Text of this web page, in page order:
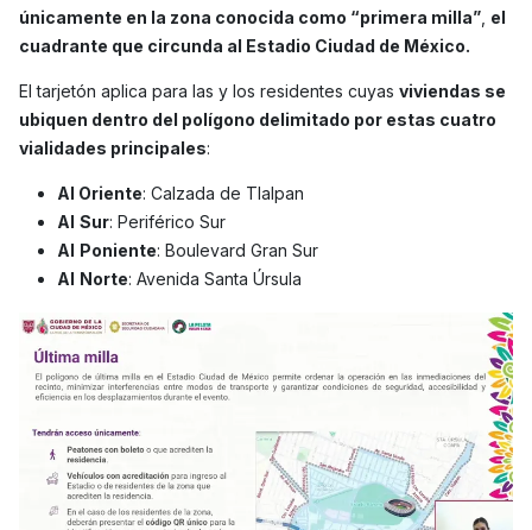
únicamente en la zona conocida como “primera milla” el
cuadrante que circunda al Estadio Ciudad de México.
El tarjetón aplica para las y los residentes cuyas viviendas se
ubiquen dentro del polígono delimitado por estas cuatro
vialidades principales:
Al Oriente: Calzada de Tlalpan
Al Sur: Periférico Sur
Al Poniente: Boulevard Gran Sur
Al Norte: Avenida Santa Úrsula